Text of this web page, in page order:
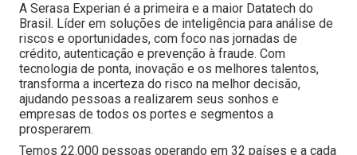
A Serasa Experian é a primeira e a maior Datatech do
Brasil. Líder em soluções de inteligência para análise de
riscos e oportunidades, com foco nas jornadas de
crédito, autenticação e prevenção à fraude. Com
tecnologia de ponta, inovação e os melhores talentos,
transforma a incerteza do risco na melhor decisão,
ajudando pessoas a realizarem seus sonhos e
empresas de todos os portes e segmentos a
prosperarem.
Temos 22.000 pessoas operando em 32 países e a cada